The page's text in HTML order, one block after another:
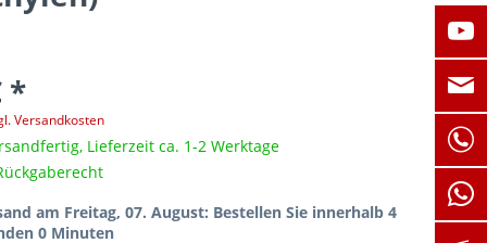
*
Versandkosten
Lieferzeit ca. 1-2 Werktage
am Freitag, 07. August: Bestellen Sie innerhalb 4
0 Minuten